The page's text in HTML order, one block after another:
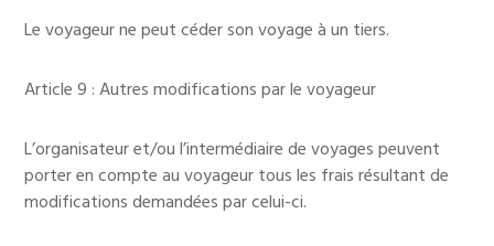
Le voyageur ne peut céder son voyage à un tiers.
Article 9 : Autres modifications par le voyageur
L’organisateur et/ou l’intermédiaire de voyages peuvent
porter en compte au voyageur tous les frais résultant de
modifications demandées par celui-ci.